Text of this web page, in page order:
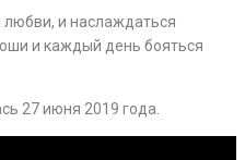
и наслаждаться
и каждый день бояться
27 июня 2019 года.